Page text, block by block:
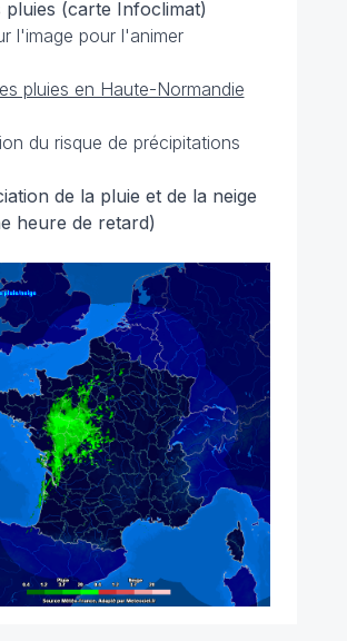
pluies (carte Infoclimat)
l'image pour l'animer
du risque de précipitations
de la pluie et de la neige
heure de retard)